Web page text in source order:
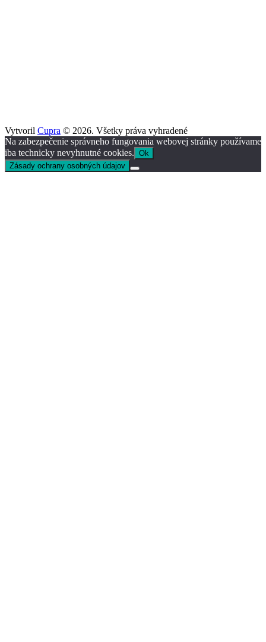
Vytvoril Cupra © 2026. Všetky práva vyhradené
Na zabezpečenie správneho fungovania webovej stránky používame
iba technicky nevyhnutné cookies. Ok
Zásady ochrany osobných údajov